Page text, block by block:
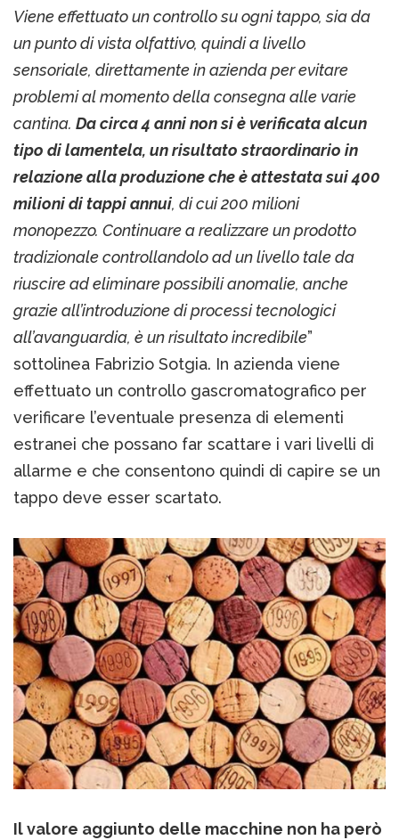
Viene effettuato un controllo su ogni tappo, sia da
un punto di vista olfattivo, quindi a livello
sensoriale, direttamente in azienda per evitare
problemi al momento della consegna alle varie
cantina. Da circa 4 anni non si è verificata alcun
tipo di lamentela, un risultato straordinario in
relazione alla produzione che è attestata sui 400
milioni di tappi annui, di cui 200 milioni
monopezzo. Continuare a realizzare un prodotto
tradizionale controllandolo ad un livello tale da
riuscire ad eliminare possibili anomalie, anche
grazie all’introduzione di processi tecnologici
all’avanguardia, è un risultato incredibile”
sottolinea Fabrizio Sotgia. In azienda viene
effettuato un controllo gascromatografico per
verificare l’eventuale presenza di elementi
estranei che possano far scattare i vari livelli di
allarme e che consentono quindi di capire se un
tappo deve esser scartato.
Il valore aggiunto delle macchine non ha però